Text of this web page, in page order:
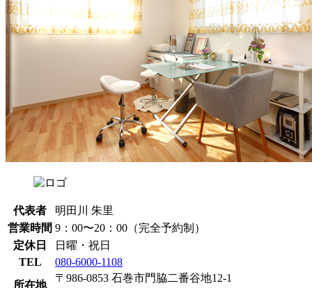
代表者
明田川 朱里
営業時間 9：00〜20：00（完全予約制）
定休日
日曜・祝日
TEL
080-6000-1108
所在地
〒986-0853 石巻市門脇二番谷地12-1